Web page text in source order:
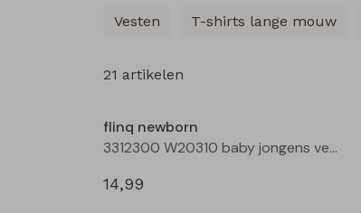
T-shirts lange mouw
Vesten
21 artikelen
flinq newborn
3312300 W20310 baby jongens vest Taupe
14,99